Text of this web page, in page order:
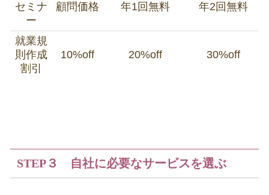
セミナ
ー
顧問価格 年1回無料 年2回無料
就業規
則作成
割引
10%off 20%off 30%off
STEP３ 自社に必要なサービスを選ぶ